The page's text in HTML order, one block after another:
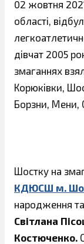
02 жовтня
області,
дівчат 2005
змаганнях
Корюківки,
Борзни, Мени,
Шостку на
КДЮСШ м.
народження
Світлана
Костюченко.